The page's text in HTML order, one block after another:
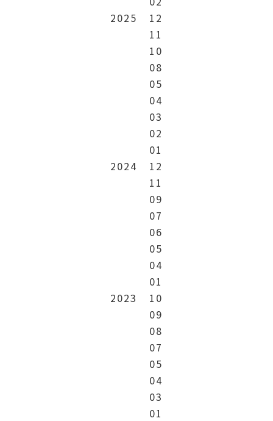
2025
12
11
10
08
05
04
03
02
01
2024
12
11
09
07
06
05
04
01
2023
10
09
08
07
05
04
03
01